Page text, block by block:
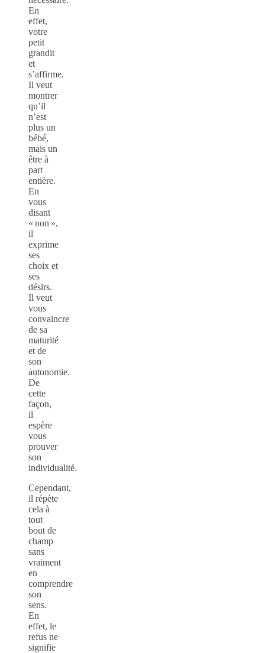
En
effet,
votre
petit
grandit
et
s’affirme.
Il veut
montrer
qu’il
n’est
plus un
bébé,
mais un
être à
part
entière.
En
vous
disant
« non »,
il
exprime
ses
choix et
ses
désirs.
Il veut
vous
convaincre
de sa
maturité
et de
son
autonomie.
De
cette
façon,
il
espère
vous
prouver
son
individualité.
Cependant,
il répète
cela à
tout
bout de
champ
sans
vraiment
en
comprendre
son
sens.
En
effet, le
refus ne
signifie